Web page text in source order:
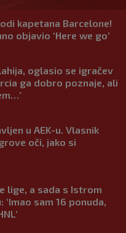
kapetana Barcelone!
objavio ‘Here we go’
oglasio se igračev
ga dobro poznaje, ali
u AEK-u. Vlasnik
oči, jako si
lige, a sada s Istrom
‘Imao sam 16 ponuda,